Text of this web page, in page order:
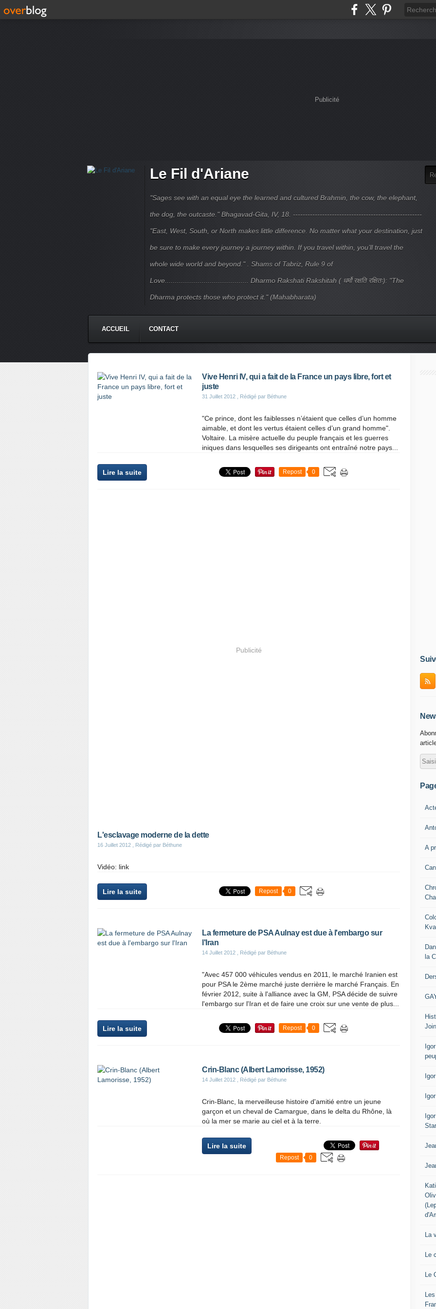
Publicité
Le Fil d'Ariane
"Sages see with an equal eye the learned and cultured Brahmin, the cow, the elephant,
the dog, the outcaste." Bhagavad-Gita, IV, 18. -----------------------------------------------------
"East, West, South, or North makes little difference. No matter what your destination, just
be sure to make every journey a journey within. If you travel within, you’ll travel the
whole wide world and beyond." . Shams of Tabriz, Rule 9 of
Love........................................... Dharmo Rakshati Rakshitah ( धर्मो रक्षति रक्षितः): "The
Dharma protects those who protect it." (Mahabharata)
ACCUEIL CONTACT
Vive Henri IV, qui a fait de la France un pays libre, fort et
juste
31 Juillet 2012 , Rédigé par Béthune
"Ce prince, dont les faiblesses n’étaient que celles d’un homme
aimable, et dont les vertus étaient celles d’un grand homme".
Voltaire. La misère actuelle du peuple français et les guerres
iniques dans lesquelles ses dirigeants ont entraîné notre pays...
Lire la suite Repost 0
Publicité
L'esclavage moderne de la dette
16 Juillet 2012 , Rédigé par Béthune
Vidéo: link
Lire la suite Repost 0
La fermeture de PSA Aulnay est due à l'embargo sur
l'Iran
14 Juillet 2012 , Rédigé par Béthune
"Avec 457 000 véhicules vendus en 2011, le marché Iranien est
pour PSA le 2ème marché juste derrière le marché Français. En
février 2012, suite à l'alliance avec la GM, PSA décide de suivre
l'embargo sur l'Iran et de faire une croix sur une vente de plus...
Lire la suite Repost 0
Crin-Blanc (Albert Lamorisse, 1952)
14 Juillet 2012 , Rédigé par Béthune
Crin-Blanc, la merveilleuse histoire d'amitié entre un jeune
garçon et un cheval de Camargue, dans le delta du Rhône, là
où la mer se marie au ciel et à la terre.
Lire la suite
Repost 0
A
la
La
Le
Le